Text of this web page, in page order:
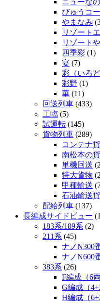
ニューな
びゅうコ
やまなみ
リゾート
リゾート
四季彩 (1)
宴 (7)
彩（いろど
彩野 (1)
華 (11)
回送列車 (433)
工臨 (5)
試運転 (145)
貨物列車 (289)
コンテナ
南松本の
単機回送
特大貨物
甲種輸送
石油輸送
配給列車 (137)
長編成サイドビュー
183系/189系 (2)
211系 (45)
ナノN300
ナノN600
383系 (26)
F編成（6両
G編成（
H編成（